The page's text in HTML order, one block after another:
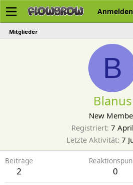
Anmelden
Mitglieder
B
Blanus
New
Registriert 7
Letzte Aktivität 7
Beiträge
2 0